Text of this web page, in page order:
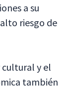
a su
riesgo de
cultural y el
también